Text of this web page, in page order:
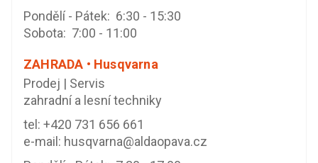
Pondělí - Pátek: 6:30 - 15:30
Sobota: 7:00 - 11:00
ZAHRADA • Husqvarna
Prodej | Servis
zahradní a lesní techniky
tel: +420 731 656 661
e-mail: husqvarna@aldaopava.cz